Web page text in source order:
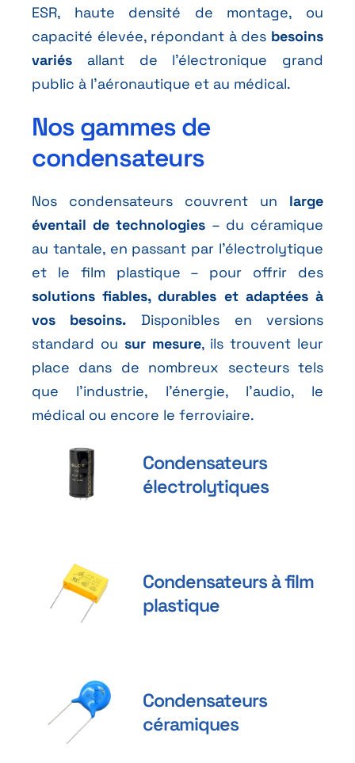
ESR, haute densité de montage, ou
capacité élevée, répondant à des besoins
variésallant de l’électronique grand
public à l’aéronautique et au médical.
Nos gammes de
condensateurs
Nos condensateurs couvrent un large
éventail de technologies – du céramique
au tantale, en passant par l’électrolytique
et le film plastique – pour offrir des
solutions fiables, durables et adaptées à
vos besoins. Disponibles en versions
standard ou sur mesure, ils trouvent leur
place dans de nombreux secteurs tels
que l’industrie, l’énergie, l’audio, le
médical ou encore le ferroviaire.
Condensateurs
électrolytiques
Condensateurs à film
plastique
Condensateurs
céramiques